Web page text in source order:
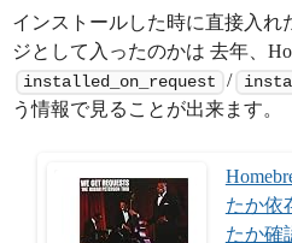
インストールした時に直接入れ
ジとして入ったのかは 去年、
installed_on_request /
う情報で見ることが出来ます。
たか依
たか確